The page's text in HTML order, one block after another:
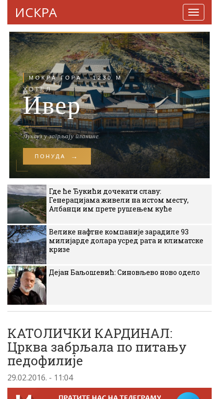
ИСКРА
Где ће Ђукићи дочекати славу:
Генерацијама живели на истом месту,
Албанци им прете рушењем куће
Велике нафтне компаније зарадиле 93
милијарде долара усред рата и климатске
кризе
Дејан Баљошевић: Синовљево ново одело
КАТОЛИЧКИ КАРДИНАЛ:
Црква забрљала по питању
педофилије
29.02.2016. - 11:04